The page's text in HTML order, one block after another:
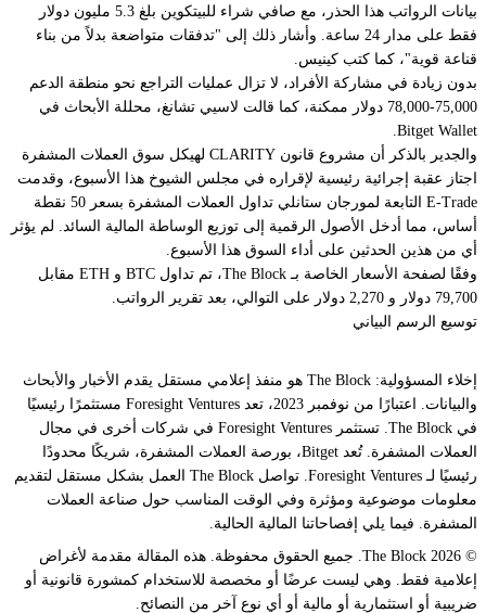
بيانات الرواتب هذا الحذر، مع صافي شراء للبيتكوين بلغ 5.3 مليون دولار
فقط على مدار 24 ساعة. وأشار ذلك إلى "تدفقات متواضعة بدلاً من بناء
قناعة قوية"، كما كتب كينيس.
بدون زيادة في مشاركة الأفراد، لا تزال عمليات التراجع نحو منطقة الدعم
75,000-78,000 دولار ممكنة، كما قالت لاسيي تشانغ، محللة الأبحاث في
Bitget Wallet.
والجدير بالذكر أن مشروع قانون CLARITY لهيكل سوق العملات المشفرة
اجتاز عقبة إجرائية رئيسية لإقراره في مجلس الشيوخ هذا الأسبوع، وقدمت
E-Trade التابعة لمورجان ستانلي تداول العملات المشفرة بسعر 50 نقطة
أساس، مما أدخل الأصول الرقمية إلى توزيع الوساطة المالية السائد. لم يؤثر
أي من هذين الحدثين على أداء السوق هذا الأسبوع.
وفقًا لصفحة الأسعار الخاصة بـ The Block، تم تداول BTC و ETH مقابل
79,700 دولار و 2,270 دولار على التوالي، بعد تقرير الرواتب.
توسيع الرسم البياني
إخلاء المسؤولية: The Block هو منفذ إعلامي مستقل يقدم الأخبار والأبحاث
والبيانات. اعتبارًا من نوفمبر 2023، تعد Foresight Ventures مستثمرًا رئيسيًا
في The Block. تستثمر Foresight Ventures في شركات أخرى في مجال
العملات المشفرة. تُعد Bitget، بورصة العملات المشفرة، شريكًا محدودًا
رئيسيًا لـ Foresight Ventures. تواصل The Block العمل بشكل مستقل لتقديم
معلومات موضوعية ومؤثرة وفي الوقت المناسب حول صناعة العملات
المشفرة. فيما يلي إفصاحاتنا المالية الحالية.
© 2026 The Block. جميع الحقوق محفوظة. هذه المقالة مقدمة لأغراض
إعلامية فقط. وهي ليست عرضًا أو مخصصة للاستخدام كمشورة قانونية أو
ضريبية أو استثمارية أو مالية أو أي نوع آخر من النصائح.